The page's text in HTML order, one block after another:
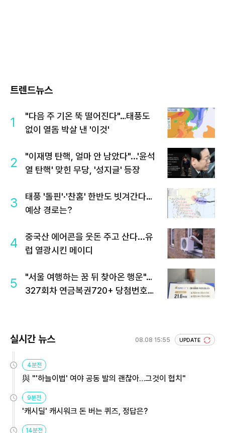
트렌드뉴스
1
"다음 주 기온 뚝 떨어진다"…태풍도
없이 열돔 박살 낸 '이것'
2
"이재명 탄핵, 얼마 안 남았다"...'윤석
열 탄핵' 맞힌 무당, '성지글' 등장
3
태풍 '돌핀'·'찬홈' 한반도 빗겨간다…
예상 경로는?
4
중국산 에어콘을 웃돈 주고 산다...유
럽 열광시킨 메이디
5
"서울 여행하는 꿈 뒤 찾아온 행운"…
327회차 연금복권720+ 당첨번호조
실시간 뉴스 08.08 15:55 UPDATE
4분전
與 "'하늘이법' 여야 공동 발의 괜찮아…그것이 협치"
9분전
'캐시딜' 캐시워크 돈 버는 퀴즈, 정답은?
14분전